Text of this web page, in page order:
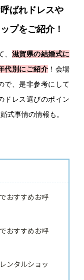
ばれドレスや
プをご紹介！
滋賀県の結婚式に
代別にご紹介 ！会場
で、是非参考にして
ドレス選びのポイン
式事情の情報も。
おすすめお呼
おすすめお呼
ンタルショッ